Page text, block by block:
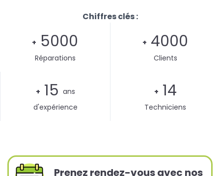
Chiffres clés :
+ 5000
Réparations
+ 4000
Clients
+ 15 ans
d'expérience
+ 14
Techniciens
Prenez rendez-vous avec nos